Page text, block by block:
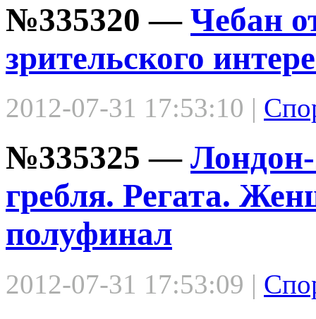
№335320 — Чебан
зрительского
2012-07-31 17:53:10 |
№335325 —
гребля. Регата.
полуфинал
2012-07-31 17:53:09 |